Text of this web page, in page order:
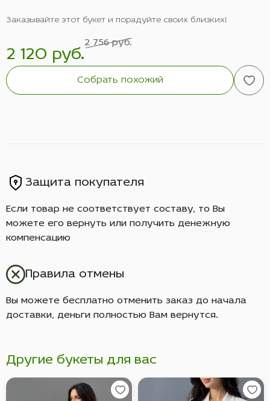
Заказывайте этот букет и порадуйте своих близких!
2 120 руб.
2 756 руб.
Собрать похожий
Защита покупателя
Если товар не соответствует составу, то Вы
можете его вернуть или получить денежную
компенсацию
Правила отмены
Вы можете бесплатно отменить заказ до начала
доставки, деньги полностью Вам вернутся.
Другие букеты для вас